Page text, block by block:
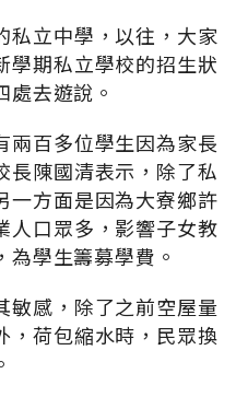
私立中學，以往，大家
學期私立學校的招生狀
去遊說。
兩百多位學生因為家長
長陳國清表示，除了私
一方面是因為大寮鄉許
人口眾多，影響子女教
學生籌募學費。
敏感，除了之前空屋量
，荷包縮水時，民眾換